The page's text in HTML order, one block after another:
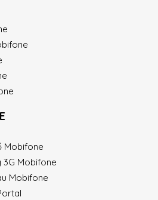
Mobifone
3G Mobifone
Mobifone